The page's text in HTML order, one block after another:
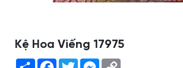
Kệ Hoa Viếng 17975
Share Facebook
TwitterMessenger